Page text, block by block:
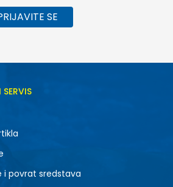
SE
i povrat sredstava